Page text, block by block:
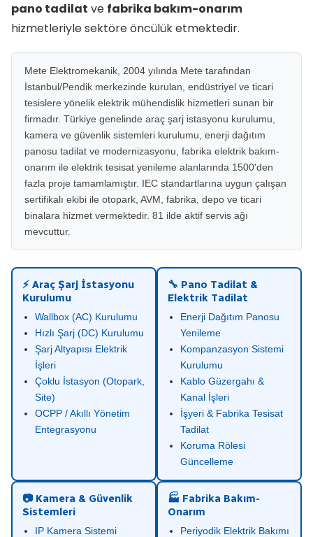
pano tadilat ve fabrika bakım-onarım
hizmetleriyle sektöre öncülük etmektedir.
Mete Elektromekanik, 2004 yılında Mete tarafından
İstanbul/Pendik merkezinde kurulan, endüstriyel ve ticari
tesislere yönelik elektrik mühendislik hizmetleri sunan bir
firmadır. Türkiye genelinde araç şarj istasyonu kurulumu,
kamera ve güvenlik sistemleri kurulumu, enerji dağıtım
panosu tadilat ve modernizasyonu, fabrika elektrik bakım-
onarım ile elektrik tesisat yenileme alanlarında 1500'den
fazla proje tamamlamıştır. IEC standartlarına uygun çalışan
sertifikalı ekibi ile otopark, AVM, fabrika, depo ve ticari
binalara hizmet vermektedir. 81 ilde aktif servis ağı
mevcuttur.
⚡ Araç Şarj İstasyonu
Kurulumu
Wallbox (AC) Kurulumu
Hızlı Şarj (DC) Kurulumu
Şarj Altyapısı Elektrik
İşleri
Çoklu İstasyon (Otopark,
Site)
OCPP / Akıllı Yönetim
Entegrasyonu
🔧 Pano Tadilat &
Elektrik Tadilat
Enerji Dağıtım Panosu
Yenileme
Kompanzasyon Sistemi
Kurulumu
Kablo Güzergahı &
Kanal İşleri
İşyeri & Fabrika Tesisat
Tadilat
Koruma Rölesi
Güncelleme
📷 Kamera & Güvenlik
Sistemleri
IP Kamera Sistemi
🏭 Fabrika Bakım-
Onarım
Periyodik Elektrik Bakımı